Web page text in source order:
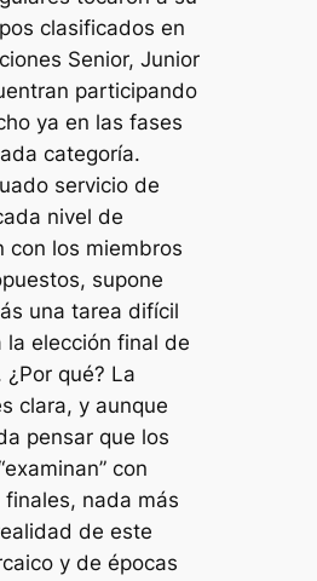
clasificados en
Senior, Junior
participando
ya en las fases
categoría.
servicio de
nivel de
con los miembros
supone
una tarea difícil
la elección final de
¿Por qué? La
clara, y aunque
pensar que los
con
nada más
de este
y de épocas